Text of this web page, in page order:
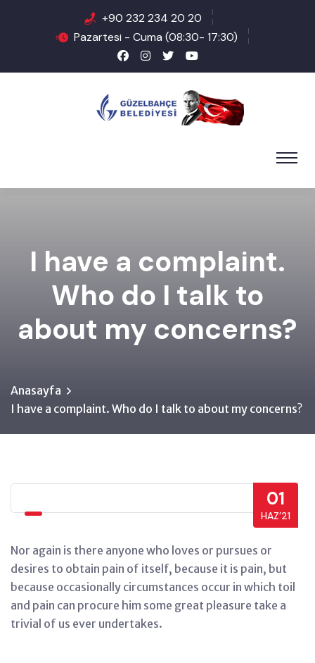
+90 232 234 20 20
Pazartesi - Cuma (08:30- 17:30)
I have a complaint.
Who do I talk to
about my concerns?
Anasayfa
I have a complaint. Who do I talk to about my concerns?
01
HAZ’21
Nor again is there anyone who loves or pursues or
desires to obtain pain of itself, because it is pain, but
because occasionally circumstances occur in which toil
and pain can procure him some great pleasure take a
trivial of us ever undertakes.